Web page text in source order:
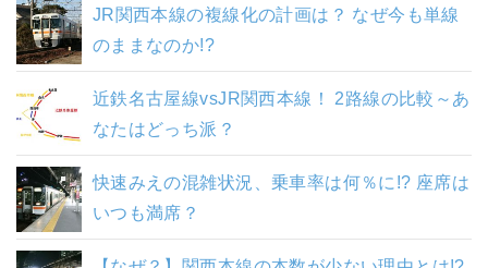
JR関西本線の複線化の計画は？ なぜ今も単線
のままなのか!?
近鉄名古屋線vsJR関西本線！ 2路線の比較～あ
なたはどっち派？
快速みえの混雑状況、乗車率は何％に!? 座席は
いつも満席？